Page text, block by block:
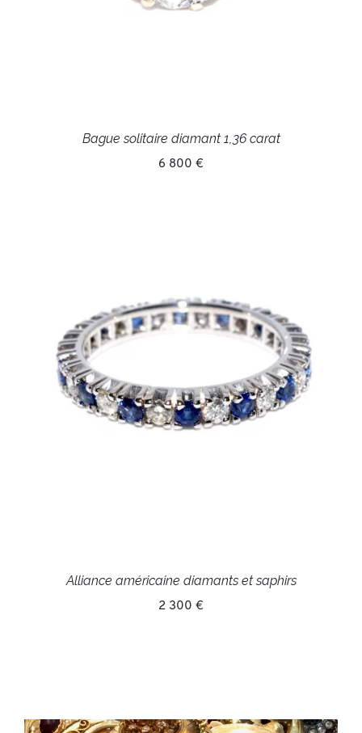
Bague solitaire diamant 1,36 carat
6 800 €
Alliance américaine diamants et saphirs
2 300 €